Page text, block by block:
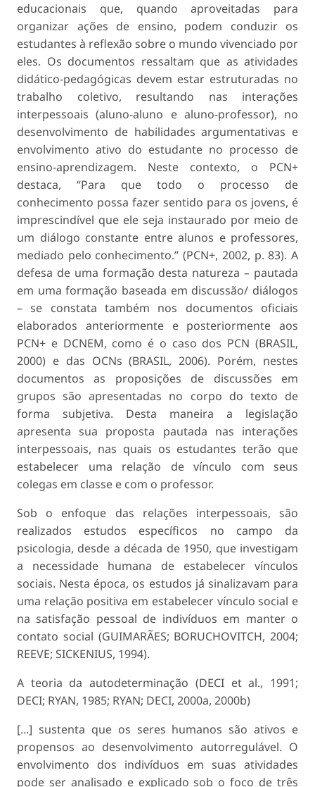
educacionais que, quando aproveitadas para
organizar ações de ensino, podem conduzir os
estudantes à reflexão sobre o mundo vivenciado por
eles. Os documentos ressaltam que as atividades
didático-pedagógicas devem estar estruturadas no
trabalho coletivo, resultando nas interações
interpessoais (aluno-aluno e aluno-professor), no
desenvolvimento de habilidades argumentativas e
envolvimento ativo do estudante no processo de
ensino-aprendizagem. Neste contexto, o PCN+
destaca, “Para que todo o processo de
conhecimento possa fazer sentido para os jovens, é
imprescindível que ele seja instaurado por meio de
um diálogo constante entre alunos e professores,
mediado pelo conhecimento.” (PCN+, 2002, p. 83). A
defesa de uma formação desta natureza – pautada
em uma formação baseada em discussão/ diálogos
– se constata também nos documentos oficiais
elaborados anteriormente e posteriormente aos
PCN+ e DCNEM, como é o caso dos PCN (BRASIL,
2000) e das OCNs (BRASIL, 2006). Porém, nestes
documentos as proposições de discussões em
grupos são apresentadas no corpo do texto de
forma subjetiva. Desta maneira a legislação
apresenta sua proposta pautada nas interações
interpessoais, nas quais os estudantes terão que
estabelecer uma relação de vínculo com seus
colegas em classe e com o professor.
Sob o enfoque das relações interpessoais, são
realizados estudos específicos no campo da
psicologia, desde a década de 1950, que investigam
a necessidade humana de estabelecer vínculos
sociais. Nesta época, os estudos já sinalizavam para
uma relação positiva em estabelecer vínculo social e
na satisfação pessoal de indivíduos em manter o
contato social (GUIMARÃES; BORUCHOVITCH, 2004;
REEVE; SICKENIUS, 1994).
A teoria da autodeterminação (DECI et al., 1991;
DECI; RYAN, 1985; RYAN; DECI, 2000a, 2000b)
[...] sustenta que os seres humanos são ativos e
propensos ao desenvolvimento autorregulável. O
envolvimento dos indivíduos em suas atividades
pode ser analisado e explicado sob o foco de três